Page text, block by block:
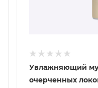
Увлажняющий
очерченных